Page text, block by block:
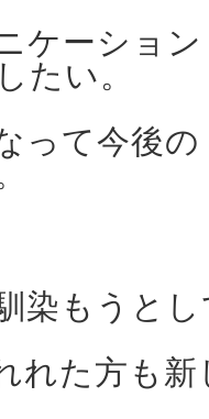
ケーション
たい。
って今後の
染もうと
れた方も